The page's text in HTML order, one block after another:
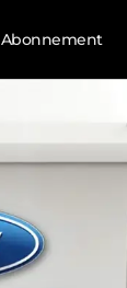
Abonnement